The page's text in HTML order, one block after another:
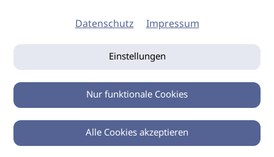
Datenschutz Impressum
Einstellungen
Nur funktionale Cookies
Alle Cookies akzeptieren